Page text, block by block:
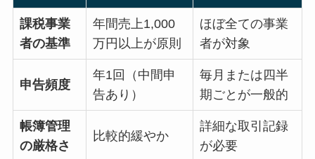
課税事業
者の基準
年間売上1,000
万円以上が原則
ほぼ全ての事業
者が対象
申告頻度
年1回（中間申
告あり）
毎月または四半
期ごとが一般的
帳簿管理
の厳格さ
比較的緩やか
詳細な取引記録
が必要